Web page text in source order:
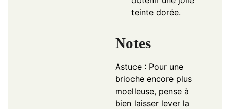
teinte dorée.
Notes
Astuce : Pour une
brioche encore plus
moelleuse, pense à
bien laisser lever la